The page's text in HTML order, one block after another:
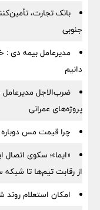
جنوبی
مدیرعامل بیمه دی :
دانیم
ضرب‌الاجل مدیرعامل
پروژه‌های عمرانی
چرا قیمت مس دوباره وارد کانال
«ایما»؛ سکوی
از رقابت تیم‌ها تا
امکان استعلام روند